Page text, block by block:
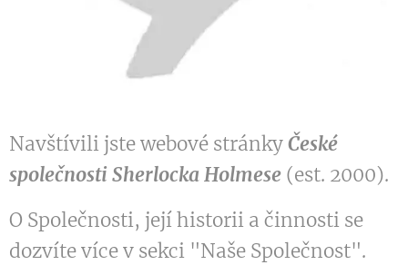
Navštívili jste webové stránkyČeské
společnosti Sherlocka Holmese (est. 2000).
O Společnosti, její historii a činnosti se
dozvíte více v sekci "Naše Společnost".